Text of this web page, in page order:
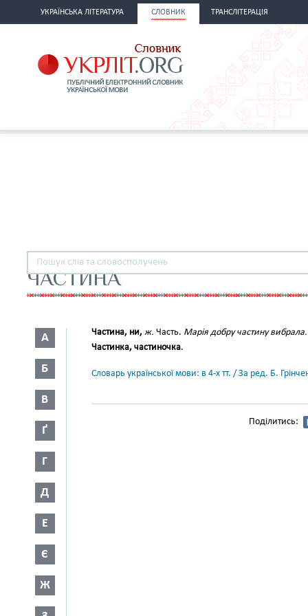
УКРАЇНСЬКА ЛІТЕРАТУРА СЛОВНИК ТРАНСЛІТЕРАЦІЯ
ЧАСТИНА
А
Б
В
Ґ
Г
Д
Е
Є
Ж
Частина, ни, ж. Часть. Марія добру частину вибрала.
Частинка, частиночка.
Словарь української мови: в 4-х тт. / За ред. Б.
Поділитись: